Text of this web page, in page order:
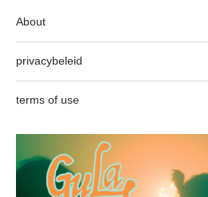
About
privacybeleid
terms of use